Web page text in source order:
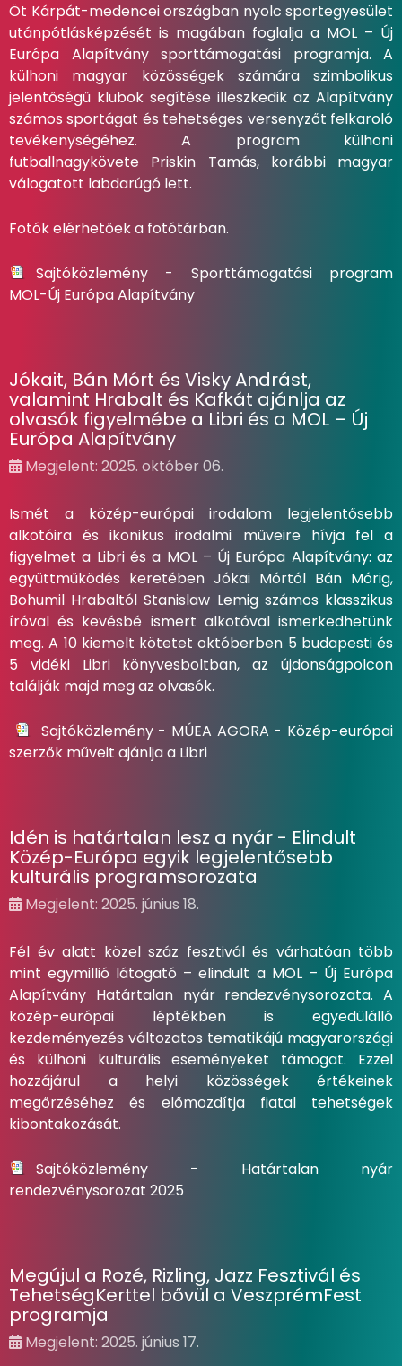
Öt Kárpát-medencei országban nyolc sportegyesület
utánpótlásképzését is magában foglalja a MOL – Új
Európa Alapítvány sporttámogatási programja. A
külhoni magyar közösségek számára szimbolikus
jelentőségű klubok segítése illeszkedik az Alapítvány
számos sportágat és tehetséges versenyzőt felkaroló
tevékenységéhez. A program külhoni
futballnagykövete Priskin Tamás, korábbi magyar
válogatott labdarúgó lett.
Fotók elérhetőek a fotótárban.
Sajtóközlemény - Sporttámogatási program
MOL-Új Európa Alapítvány
Jókait, Bán Mórt és Visky Andrást,
valamint Hrabalt és Kafkát ajánlja az
olvasók figyelmébe a Libri és a MOL – Új
Európa Alapítvány
Megjelent: 2025. október 06.
Ismét a közép-európai irodalom legjelentősebb
alkotóira és ikonikus irodalmi műveire hívja fel a
figyelmet a Libri és a MOL – Új Európa Alapítvány: az
együttműködés keretében Jókai Mórtól Bán Mórig,
Bohumil Hrabaltól Stanislaw Lemig számos klasszikus
íróval és kevésbé ismert alkotóval ismerkedhetünk
meg. A 10 kiemelt kötetet októberben 5 budapesti és
5 vidéki Libri könyvesboltban, az újdonságpolcon
találják majd meg az olvasók.
Sajtóközlemény - MÚEA AGORA - Közép-európai
szerzők műveit ajánlja a Libri
Idén is határtalan lesz a nyár - Elindult
Közép-Európa egyik legjelentősebb
kulturális programsorozata
Megjelent: 2025. június 18.
Fél év alatt közel száz fesztivál és várhatóan több
mint egymillió látogató – elindult a MOL – Új Európa
Alapítvány Határtalan nyár rendezvénysorozata. A
közép-európai léptékben is egyedülálló
kezdeményezés változatos tematikájú magyarországi
és külhoni kulturális eseményeket támogat. Ezzel
hozzájárul a helyi közösségek értékeinek
megőrzéséhez és előmozdítja fiatal tehetségek
kibontakozását.
Sajtóközlemény - Határtalan nyár
rendezvénysorozat 2025
Megújul a Rozé, Rizling, Jazz Fesztivál és
TehetségKerttel bővül a VeszprémFest
programja
Megjelent: 2025. június 17.